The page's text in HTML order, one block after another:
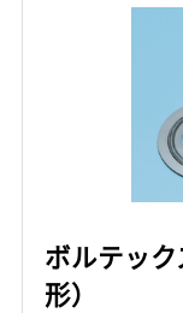
ボルテッ
形）